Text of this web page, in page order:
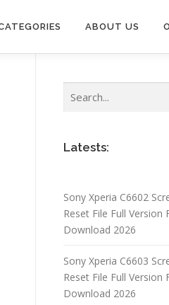
ABOUT US
Latests:
Sony Xperia C6602
Reset File Full Version
Download 2026
Sony Xperia C6603
Reset File Full Version
Download 2026